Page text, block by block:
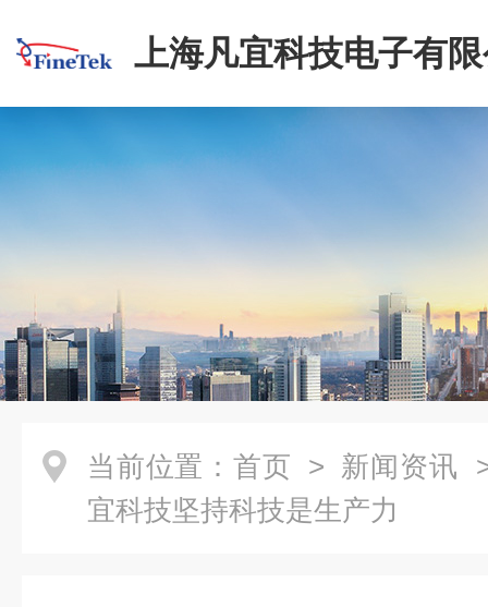
上海凡宜科技电子有
当前位置： 首页 > 新闻资讯
宜科技坚持科技是生产力